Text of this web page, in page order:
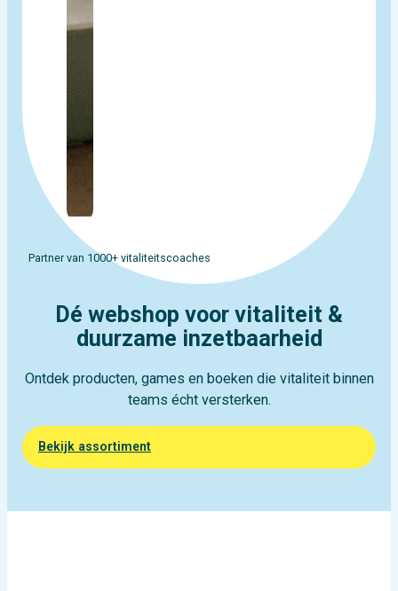
Partner van 1000+ vitaliteitscoaches
Dé webshop voor vitaliteit &
duurzame inzetbaarheid
Ontdek producten, games en boeken die vitaliteit binnen
teams écht versterken.
Bekijk assortiment